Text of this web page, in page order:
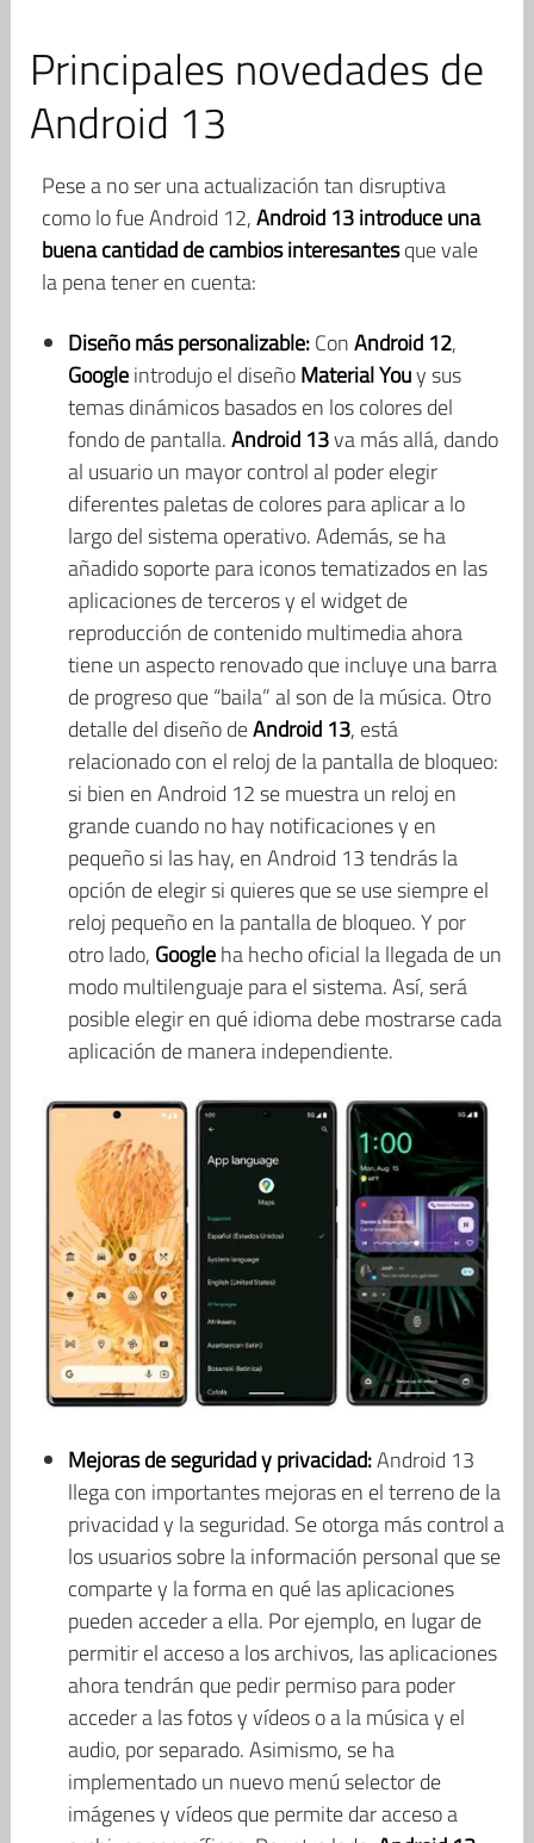
Principales novedades de
Android 13
Pese a no ser una actualización tan disruptiva
como lo fue Android 12,Android 13 introduce una
buena cantidad de cambios interesantesque vale
la pena tener en cuenta:
Diseño más personalizable:ConAndroid 12,
Googleintrodujo el diseñoMaterial Youy sus
temas dinámicos basados en los colores del
fondo de pantalla.Android 13va más allá, dando
al usuario un mayor control al poder elegir
diferentes paletas de colores para aplicar a lo
largo del sistema operativo. Además, se ha
añadido soporte para iconos tematizados en las
aplicaciones de terceros y el widget de
reproducción de contenido multimedia ahora
tiene un aspecto renovado que incluye una barra
de progreso que “baila” al son de la música. Otro
detalle del diseño deAndroid 13, está
relacionado con el reloj de la pantalla de bloqueo:
si bien en Android 12 se muestra un reloj en
grande cuando no hay notificaciones y en
pequeño si las hay, en Android 13 tendrás la
opción de elegir si quieres que se use siempre el
reloj pequeño en la pantalla de bloqueo. Y por
otro lado, Googleha hecho oficial la llegada de un
modo multilenguaje para el sistema. Así, será
posible elegir en qué idioma debe mostrarse cada
aplicación de manera independiente.
Mejoras de seguridad y privacidad:Android 13
llega con importantes mejoras en el terreno de la
privacidad y la seguridad. Se otorga más control a
los usuarios sobre la información personal que se
comparte y la forma en qué las aplicaciones
pueden acceder a ella. Por ejemplo, en lugar de
permitir el acceso a los archivos, las aplicaciones
ahora tendrán que pedir permiso para poder
acceder a las fotos y vídeos o a la música y el
audio, por separado. Asimismo, se ha
implementado un nuevo menú selector de
imágenes y vídeos que permite dar acceso a